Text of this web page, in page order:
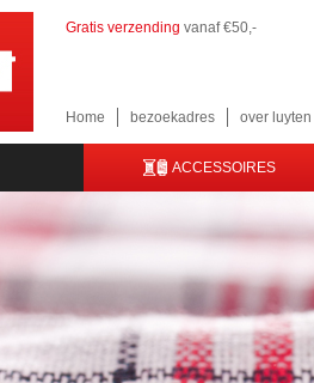
Gratis verzending vanaf €50,-
Home bezoekadres over
ACCESSOIRES